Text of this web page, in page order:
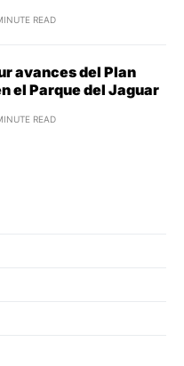
READ
avances del Plan
el Parque del Jaguar
READ